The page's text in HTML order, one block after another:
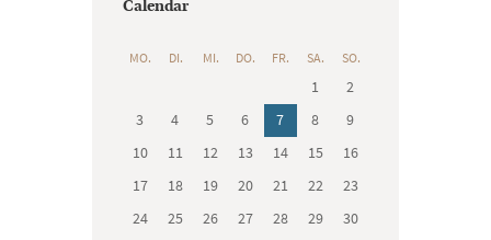
Calendar
MO. DI. MI. DO. FR. SA. SO.
1
2
3
4 5 6 7 8
9
10
11 12 13 14 15
16
17
18 19 20 21 22
23
24
25 26 27 28 29
30